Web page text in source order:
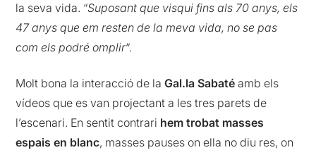
la seva vida. “Suposant que visqui fins als 70 anys, els
47 anys que em resten de la meva vida, no se pas
com els podré omplir“.
Molt bona la interacció de laGal.la Sabaté amb els
vídeos que es van projectant a les tres parets de
l’escenari. En sentit contrari hem trobat masses
espais en blanc, masses pauses on ella no diu res, on